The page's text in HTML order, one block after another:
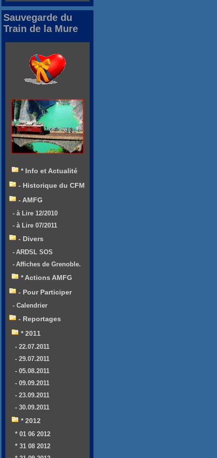
Sauvegarde du
Train de la Mure
* Info et Actualité
- Historique du CFM
- AMFG
- à Lire 12/2010
- à Lire 07/2011
- Divers
- ARDSL SOS
- Affiches de Grenoble.
* Actions AMFG
- Pour Participer
- Calendrier
- Reportages
* 2011
- 22.07.2011
- 29.07.2011
- 05.08.2011
- 09.09.2011
- 23.09.2011
- 30.09.2011
* 2012
* 01 06 2012
* 31 08 2012